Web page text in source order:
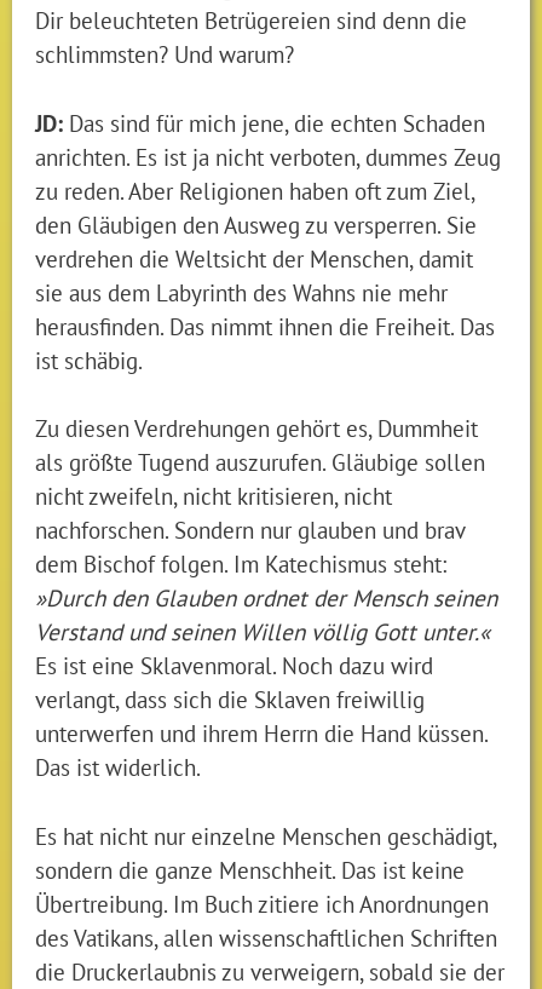
Dir beleuchteten Betrügereien sind denn die
schlimmsten? Und warum?
JD: Das sind für mich jene, die echten Schaden
anrichten. Es ist ja nicht verboten, dummes Zeug
zu reden. Aber Religionen haben oft zum Ziel,
den Gläubigen den Ausweg zu versperren. Sie
verdrehen die Weltsicht der Menschen, damit
sie aus dem Labyrinth des Wahns nie mehr
herausfinden. Das nimmt ihnen die Freiheit. Das
ist schäbig.
Zu diesen Verdrehungen gehört es, Dummheit
als größte Tugend auszurufen. Gläubige sollen
nicht zweifeln, nicht kritisieren, nicht
nachforschen. Sondern nur glauben und brav
dem Bischof folgen. Im Katechismus steht:
»Durch den Glauben ordnet der Mensch seinen
Verstand und seinen Willen völlig Gott unter.«
Es ist eine Sklavenmoral. Noch dazu wird
verlangt, dass sich die Sklaven freiwillig
unterwerfen und ihrem Herrn die Hand küssen.
Das ist widerlich.
Es hat nicht nur einzelne Menschen geschädigt,
sondern die ganze Menschheit. Das ist keine
Übertreibung. Im Buch zitiere ich Anordnungen
des Vatikans, allen wissenschaftlichen Schriften
die Druckerlaubnis zu verweigern, sobald sie der